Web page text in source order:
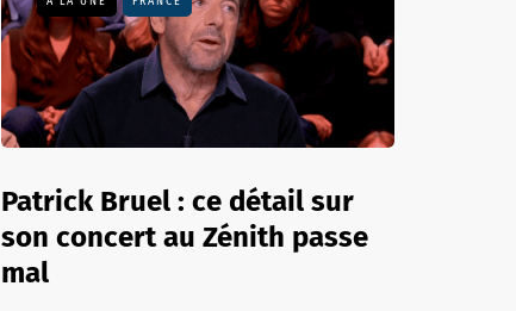
Patrick Bruel : ce détail sur
son concert au Zénith passe
mal